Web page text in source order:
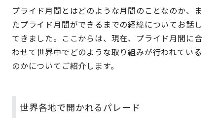
プライド月間とはどのような月間のことなのか、ま
たプライド月間ができるまでの経緯についてお話し
てきました。ここからは、現在、プライド月間に合
わせて世界中でどのような取り組みが行われている
のかについてご紹介します。
世界各地で開かれるパレード